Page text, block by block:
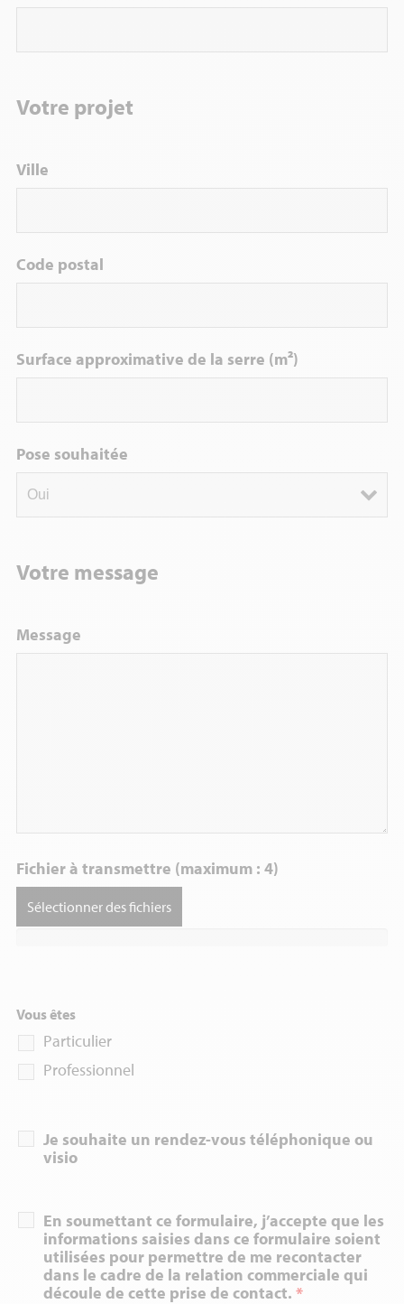
Votre projet
Ville
Code postal
Surface approximative de la serre (m²)
Pose souhaitée
Votre message
Message
Fichier à transmettre (maximum : 4)
Sélectionner des fichiers
Vous êtes
Particulier
Professionnel
Je souhaite un rendez-vous téléphonique ou
visio
En soumettant ce formulaire, j’accepte que les
informations saisies dans ce formulaire soient
utilisées pour permettre de me recontacter
dans le cadre de la relation commerciale qui
découle de cette prise de contact. *